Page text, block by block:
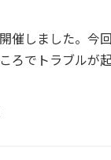
催しました。今
ろでトラブルが